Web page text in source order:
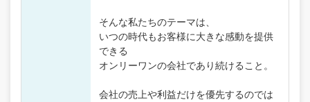
そんな私たちのテーマは、
いつの時代もお客様に大きな感動を提供
できる
オンリーワンの会社であり続けること。
会社の売上や利益だけを優先するのでは